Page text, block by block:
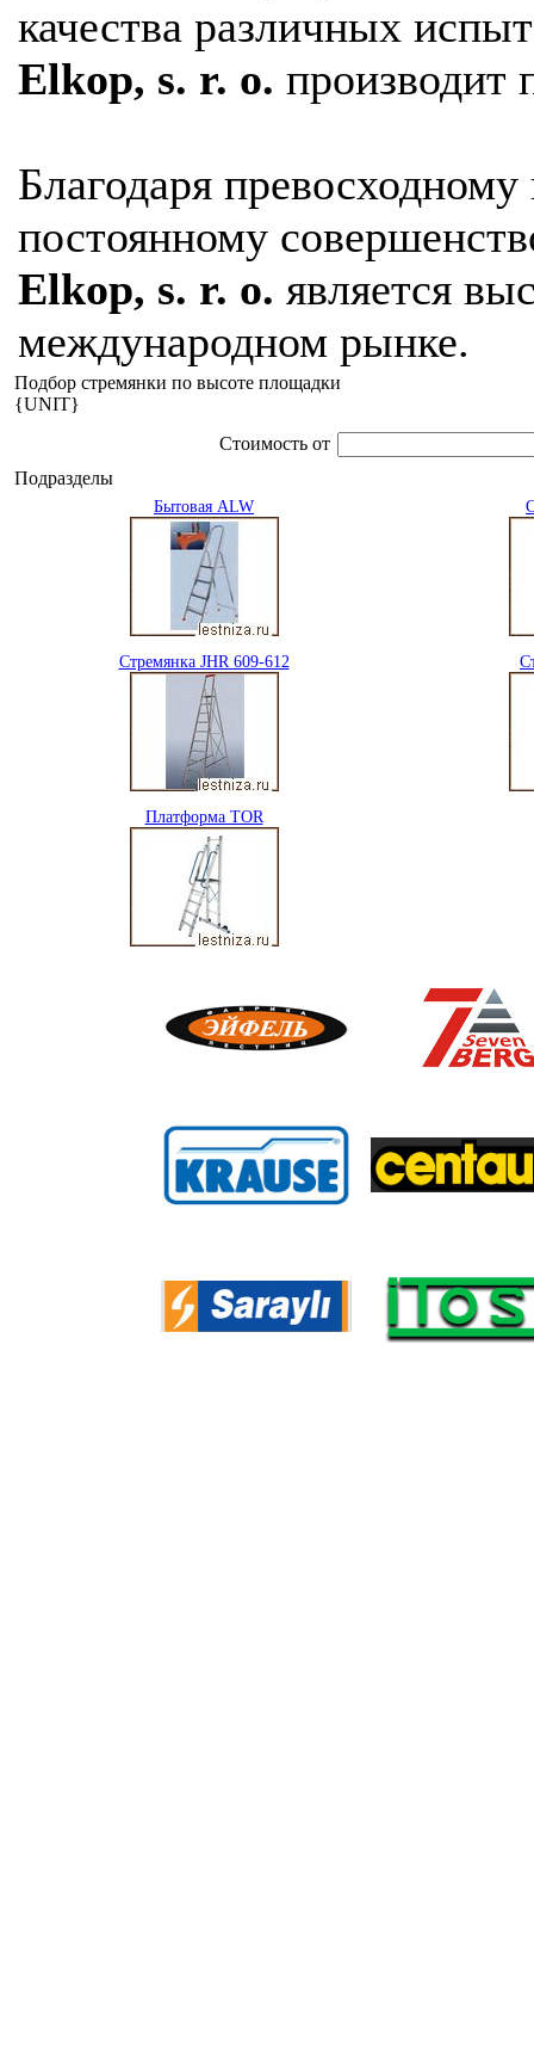
качества различных
Elkop, s. r. o.
Благодаря
постоянному
Elkop, s. r. o. является
международном рынке.
Подбор стремянки по высоте площадки
{UNIT}
Стоимость от
Подразделы
Бытовая ALW
Стремянка JHR 609-612
Платформа TOR